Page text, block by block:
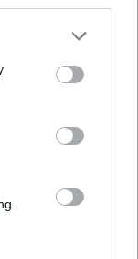
or more Google
You may click to
party tags to
in below Google
considera
media, il
di lead
strategie e ti